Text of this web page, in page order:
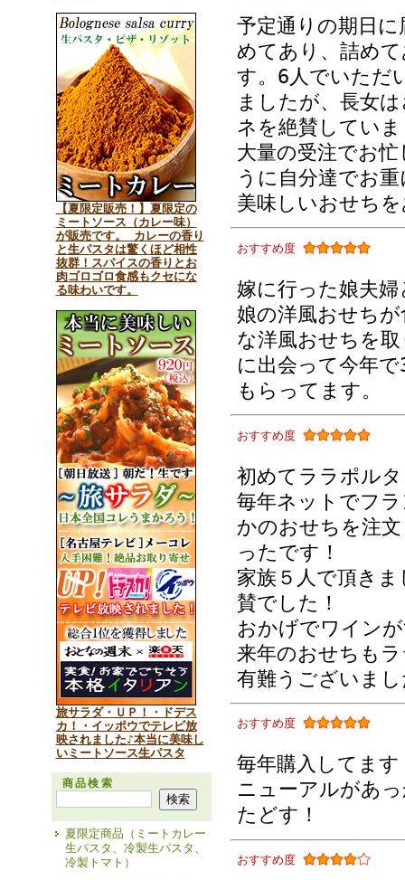
【夏限定販売！】夏限定の
ミートソース（カレー味）
が販売です。 カレーの香り
と生パスタは驚くほど相性
抜群！スパイスの香りとお
肉ゴロゴロ食感もクセにな
る味わいです。
旅サラダ・ＵＰ！・ドデス
カ！・イッポウでテレビ放
映されました♪本当に美味し
いミートソース生パスタ
商品検索
夏限定商品（ミートカレー
生パスタ、冷製生パスタ、
冷製トマト）
予定通りの期日
めてあり、詰め
す。6人でいただ
ましたが、長女
ネを絶賛してい
大量の受注でお
うに自分達でお
美味しいおせち
おすすめ度
嫁に行った娘夫
娘の洋風おせち
な洋風おせちを
に出会って今年
もらってます。
おすすめ度
初めてララポル
毎年ネットでフ
かのおせちを注
ったです！
家族５人で頂き
賛でした！
おかげでワイン
来年のおせちも
有難うございま
おすすめ度
毎年購入してま
ニューアルがあ
たどす！
おすすめ度